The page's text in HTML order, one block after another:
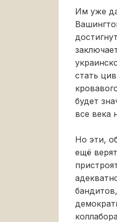
Им уже
стать
будет
все века
Но эти,
ещё